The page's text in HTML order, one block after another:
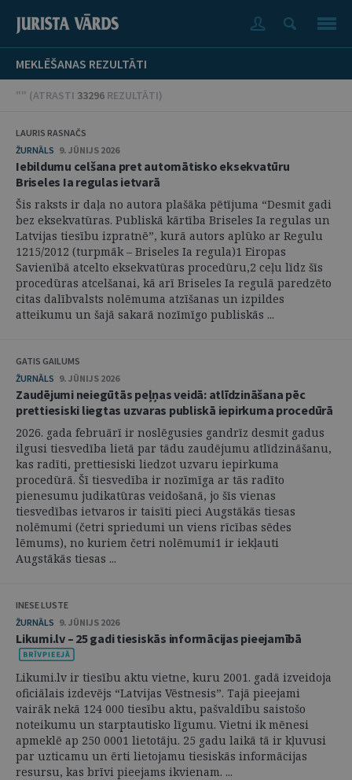
MEKLĒŠANAS REZULTĀTI
"" (ATRASTI 33296 REZULTĀTI)
LAURIS RASNAČS
ŽURNĀLS 9. JŪNIJS 2026
Iebildumu celšana pret automātisko eksekvatūru
Briseles Ia regulas ietvarā
Šis raksts ir daļa no autora plašāka pētījuma “Desmit gadi
bez eksekvatūras. Publiskā kārtība Briseles Ia regulas un
Latvijas tiesību izpratnē”, kurā autors aplūko ar Regulu
1215/2012 (turpmāk – Briseles Ia regula)1 Eiropas
Savienībā atcelto eksekvatūras procedūru,2 ceļu līdz šīs
procedūras atcelšanai, kā arī Briseles Ia regulā paredzēto
citas dalībvalsts nolēmuma atzīšanas un izpildes
atteikumu un šajā sakarā nozīmīgo publiskās ...
GATIS GAILUMS
ŽURNĀLS 9. JŪNIJS 2026
Zaudējumi neiegūtās peļņas veidā: atlīdzināšana pēc
prettiesiski liegtas uzvaras publiskā iepirkuma procedūrā
2026. gada februārī ir noslēgusies gandrīz desmit gadus
ilgusi tiesvedība lietā par tādu zaudējumu atlīdzināšanu,
kas radīti, prettiesiski liedzot uzvaru iepirkuma
procedūrā. Šī tiesvedība ir nozīmīga ar tās radīto
pienesumu judikatūras veidošanā, jo šīs vienas
tiesvedības ietvaros ir taisīti pieci Augstākās tiesas
nolēmumi (četri spriedumi un viens rīcības sēdes
lēmums), no kuriem četri nolēmumi1 ir iekļauti
Augstākās tiesas ...
INESE LUSTE
ŽURNĀLS 9. JŪNIJS 2026
Likumi.lv – 25 gadi tiesiskās informācijas pieejamībā
Likumi.lv ir tiesību aktu vietne, kuru 2001. gadā izveidoja
oficiālais izdevējs “Latvijas Vēstnesis”. Tajā pieejami
vairāk nekā 124 000 tiesību aktu, pašvaldību saistošo
noteikumu un starptautisko līgumu. Vietni ik mēnesi
apmeklē ap 250 0001 lietotāju. 25 gadu laikā tā ir kļuvusi
par uzticamu un ērti lietojamu tiesiskās informācijas
resursu, kas brīvi pieejams ikvienam. ...